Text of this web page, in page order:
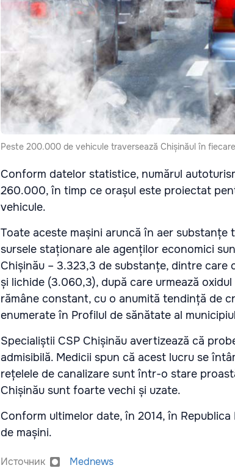
Peste 200.000 de vehicule traversează Chișinăul în
Conform datelor statistice, numărul
260.000, în timp ce orașul este proiectat
vehicule.
Toate aceste mașini aruncă în aer substanțe
sursele staționare ale agenților economici
Chișinău – 3.323,3 de substanțe, dintre care
și lichide (3.060,3), după care urmează
rămâne constant, cu o anumită tendință de
enumerate în Profilul de sănătate al
Specialiștii CSP Chișinău avertizează că
admisibilă. Medicii spun că acest lucru se
rețelele de canalizare sunt într-o stare
Chișinău sunt foarte vechi și uzate.
Conform ultimelor date, în 2014, în
de mașini.
Источник Mednews